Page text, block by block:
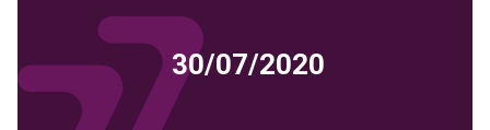
30/07/2020